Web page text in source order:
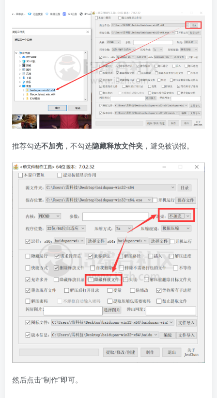
推荐勾选不加壳 ，不勾选隐藏释放文件夹 ，避免被误报。
然后点击“制作”即可。